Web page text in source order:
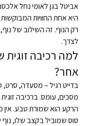
אביטל בגן לאומי נחל
היא אחת החוויות
רק הנוף. זה השילוב של
לצדך.
למה רכיבה זוגית
אחר?
בדייט רגיל – מסעדה, סרט,
מסכים, עומס. ברכיבה
הרקע הוא שמורת טבע. אין
סוס שמוביל בקצב שלו,